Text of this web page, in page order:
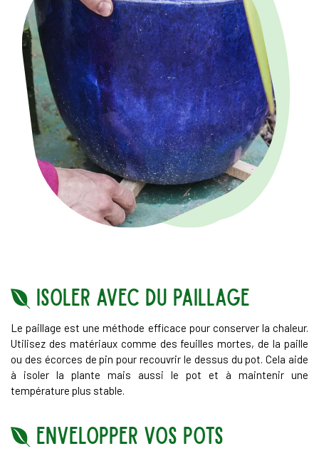
Isoler avec du paillage
Le paillage est une méthode efficace pour conserver la chaleur.
Utilisez des matériaux comme des feuilles mortes, de la paille
ou des écorces de pin pour recouvrir le dessus du pot. Cela aide
à isoler la plante mais aussi le pot et à maintenir une
température plus stable.
Envelopper vos pots